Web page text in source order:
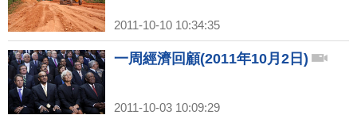
2011-10-10 10:34:35
一周經濟回顧(2011年10月2日)
2011-10-03 10:09:29